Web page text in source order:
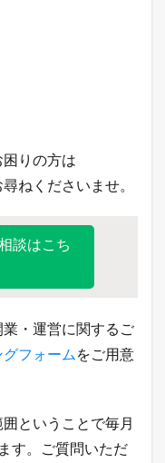
りの方は
ねくださいませ。
談はこち
・運営に関するご
フォーム をご用意
ということで毎月
す。ご質問いただ